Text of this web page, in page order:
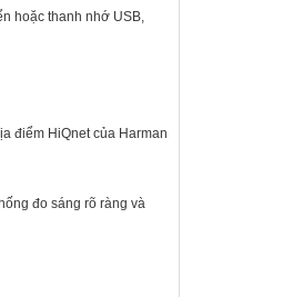
hoặc thanh nhớ USB,
điểm HiQnet của Harman
đo sáng rõ ràng và